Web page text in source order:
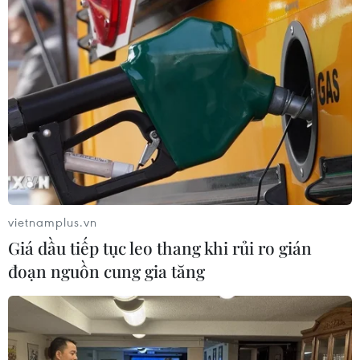
Hải Phòng dự kiến còn 780 trường
mầm non, tiểu học và THCS công lập
09/08/2026 08:42
Trường Đại học Ngoại thương công
bố điểm chuẩn, cao nhất lên đến 29,7
điểm
09/08/2026 08:32
Lộ diện trường đại học đầu tiên có
điểm chuẩn cán mốc tuyệt đối 30/30
điểm
09/08/2026 08:13
vietnamplus.vn
Giá dầu tiếp tục leo thang khi rủi ro gián
đoạn nguồn cung gia tăng